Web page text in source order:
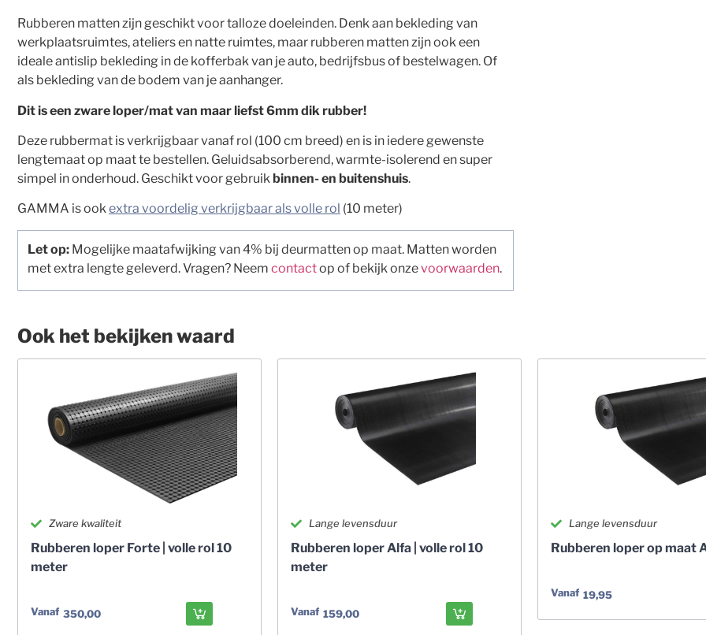
Rubberen matten zijn geschikt voor talloze doeleinden. Denk aan bekleding van
werkplaatsruimtes, ateliers en natte ruimtes, maar rubberen matten zijn ook een
ideale antislip bekleding in de kofferbak van je auto, bedrijfsbus of bestelwagen. Of
als bekleding van de bodem van je aanhanger.
Dit is een zware loper/mat van maar liefst 6mm dik rubber!
Deze rubbermat is verkrijgbaar vanaf rol (100 cm breed) en is in iedere gewenste
lengtemaat op maat te bestellen. Geluidsabsorberend, warmte-isolerend en super
simpel in onderhoud. Geschikt voor gebruik binnen- en buitenshuis.
GAMMA is ookextra voordelig verkrijgbaar als volle rol (10 meter)
Let op: Mogelijke maatafwijking van 4% bij deurmatten op maat. Matten worden
met extra lengte geleverd. Vragen? Neem contactop of bekijk onzevoorwaarden.
Ook het bekijken waard
Zware kwaliteit
Rubberen loper Forte | volle rol 10
meter
Vanaf 350,00
Lange levensduur
Rubberen loper Alfa | volle rol 10
meter
Vanaf 159,00
Lange levensduur
Rubberen loper op maat
Vanaf 19,95